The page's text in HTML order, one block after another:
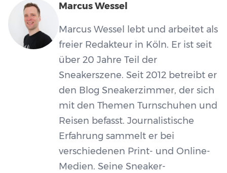
Marcus Wessel
Marcus Wessel lebt und arbeitet als
freier Redakteur in Köln. Er ist seit
über 20 Jahre Teil der
Sneakerszene. Seit 2012 betreibt er
den Blog Sneakerzimmer, der sich
mit den Themen Turnschuhen und
Reisen befasst. Journalistische
Erfahrung sammelt er bei
verschiedenen Print- und Online-
Medien. Seine Sneaker-